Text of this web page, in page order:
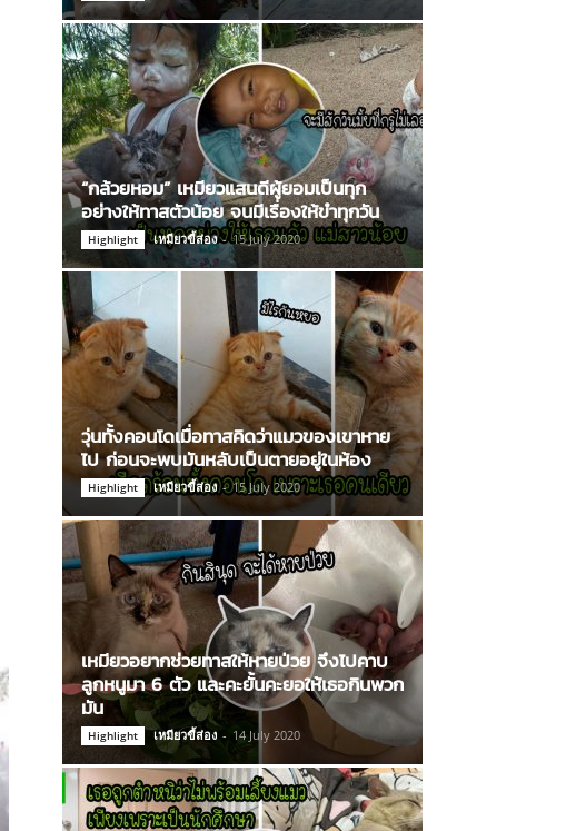
“กล้วยหอม” เหมียวแสนดีผู้ยอมเป็นทุก
อย่างให้ทาสตัวน้อย จนมีเรื่องให้ขำทุกวัน
Highlight เหมียวขี้ส่อง - 15 July 2020
วุ่นทั้งคอนโดเมื่อทาสคิดว่าแมวของเขาหาย
ไป ก่อนจะพบมันหลับเป็นตายอยู่ในห้อง
Highlight เหมียวขี้ส่อง - 15 July 2020
เหมียวอยากช่วยทาสให้หายป่วย จึงไปคาบ
ลูกหนูมา 6 ตัว และคะยั้นคะยอให้เธอกินพวก
มัน
Highlight เหมียวขี้ส่อง - 14 July 2020